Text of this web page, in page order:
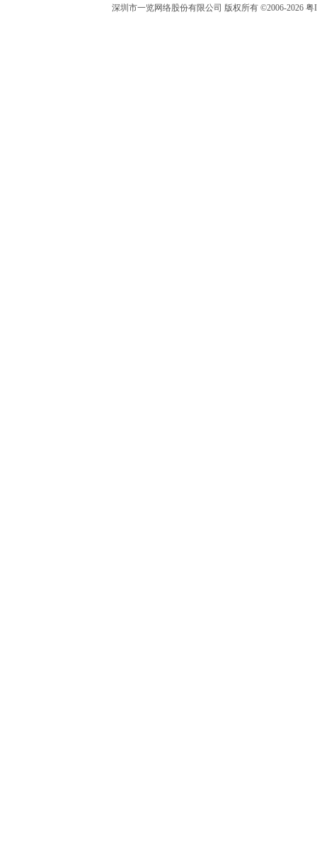
深圳市一览网络股份有限公司 版权所有 ©2006-2026